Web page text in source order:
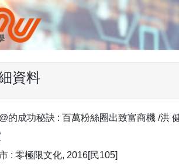
資料
的成功秘訣 : 百萬粉絲圈出致富商機 /洪
: 零極限文化, 2016[民105]